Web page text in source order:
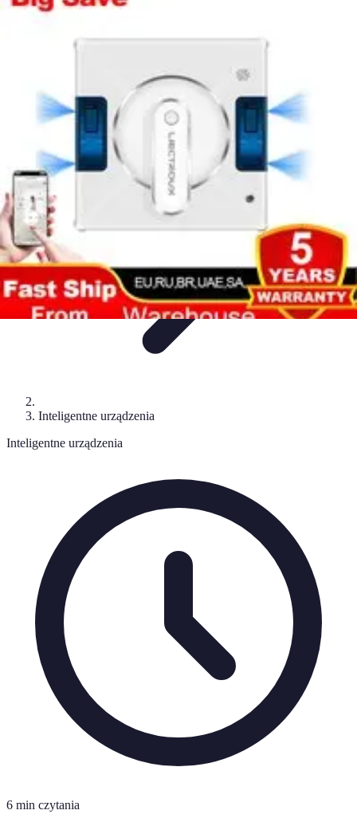
Nowoczesne AGD
Inteligentne urządzenia
Inteligentne urządzenia
6 min czytania